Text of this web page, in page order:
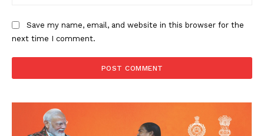
Save my name, email, and website in this browser for the
next time I comment.